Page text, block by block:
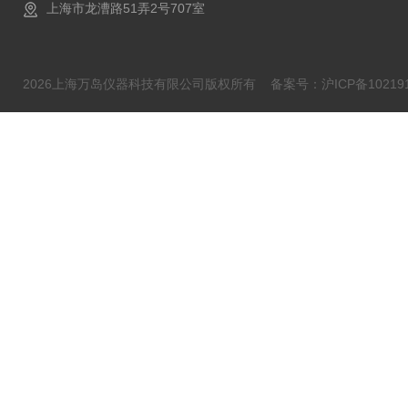
上海市龙漕路51弄2号707室
2026上海万岛仪器科技有限公司版权所有 备案号：沪ICP备